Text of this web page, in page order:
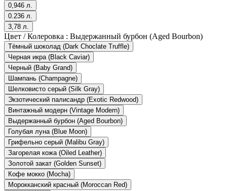
0,946 л.
0.236 л.
3,78 л.
Цвет / Колеровка : Выдержанный бурбон (Aged Bourbon)
Тёмный шоколад (Dark Choclate Truffle)
Черная икра (Black Caviar)
Черный (Baby Grand)
Шампань (Champagne)
Шелковисто серый (Silk Gray)
Экзотический палисандр (Exotic Redwood)
Винтажный модерн (Vintage Modern)
Выдержанный бурбон (Aged Bourbon)
Голубая луна (Blue Moon)
Грифельно серый (Malibu Gray)
Загорелая кожа (Oiled Leather)
Золотой закат (Golden Sunset)
Кофе мокко (Mocha)
Морокканский красный (Moroccan Red)